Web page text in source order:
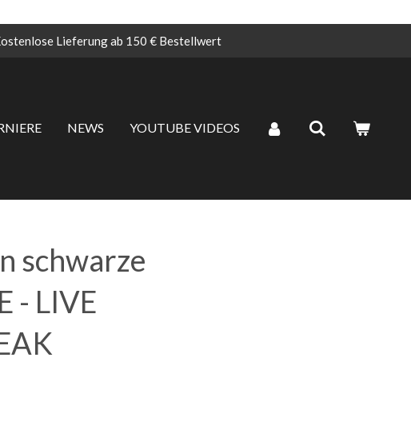
Lieferung ab 150 € Bestellwert
NEWS YOUTUBE VIDEOS
schwarze
- LIVE